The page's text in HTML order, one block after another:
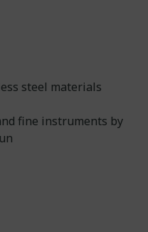
for a
steel materials
fine instruments by